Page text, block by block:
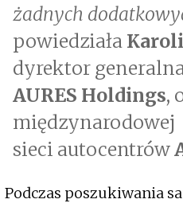
żadnych
powiedziała
dyrektor
AURES Holdings,
międzynarodowej
sieci autocentrów
Podczas poszukiwania